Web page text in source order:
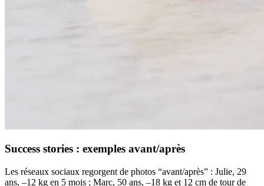
Success stories : exemples avant/après
Les réseaux sociaux regorgent de photos “avant/après” : Julie, 29
ans, –12 kg en 5 mois ; Marc, 50 ans, –18 kg et 12 cm de tour de